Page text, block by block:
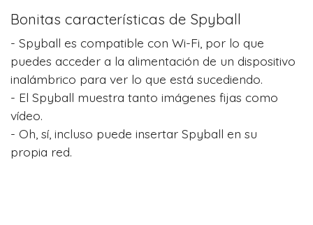
Bonitas características de Spyball
- Spyball es compatible con Wi-Fi, por lo que
puedes acceder a la alimentación de un dispositivo
inalámbrico para ver lo que está sucediendo.
- El Spyball muestra tanto imágenes fijas como
vídeo.
- Oh, sí, incluso puede insertar Spyball en su
propia red.